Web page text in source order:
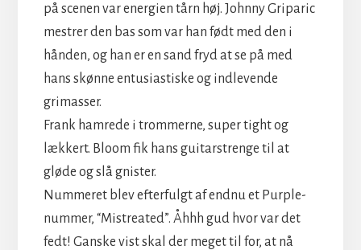
på scenen var energien tårn høj. Johnny Griparic
mestrer den bas som var han født med den i
hånden, og han er en sand fryd at se på med
hans skønne entusiastiske og indlevende
grimasser.
Frank hamrede i trommerne, super tight og
lækkert. Bloom fik hans guitarstrenge til at
gløde og slå gnister.
Nummeret blev efterfulgt af endnu et Purple-
nummer, “Mistreated”. Åhhh gud hvor var det
fedt! Ganske vist skal der meget til for, at nå